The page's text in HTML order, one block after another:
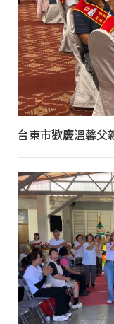
台東市歡慶溫馨父